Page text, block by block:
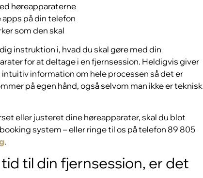
høreapparaterne
på din telefon
som den skal
instruktion i, hvad du skal gøre med din
for at deltage i en fjernsession. Heldigvis giver
information om hele processen så det er
på egen hånd, også selvom man ikke er teknisk
eller justeret dine høreapparater, skal du blot
system – eller ringe til os på telefon 89 805
.
til din fjernsession, er det